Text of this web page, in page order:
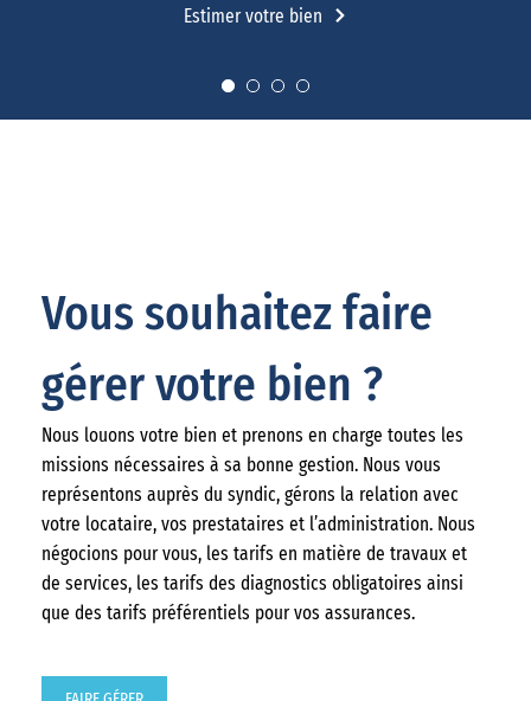
Estimer votre bien
Vous souhaitez faire
gérer votre bien ?
Nous louons votre bien et prenons en charge toutes les
missions nécessaires à sa bonne gestion. Nous vous
représentons auprès du syndic, gérons la relation avec
votre locataire, vos prestataires et l’administration. Nous
négocions pour vous, les tarifs en matière de travaux et
de services, les tarifs des diagnostics obligatoires ainsi
que des tarifs préférentiels pour vos assurances.